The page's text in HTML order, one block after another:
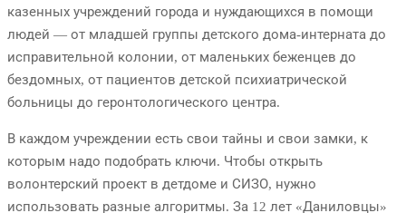
казенных учреждений города и нуждающихся в помощи
людей — от младшей группы детского дома-интерната до
исправительной колонии, от маленьких беженцев до
бездомных, от пациентов детской психиатрической
больницы до геронтологического центра.
В каждом учреждении есть свои тайны и свои замки, к
которым надо подобрать ключи. Чтобы открыть
волонтерский проект в детдоме и СИЗО, нужно
использовать разные алгоритмы. За 12 лет «Даниловцы»